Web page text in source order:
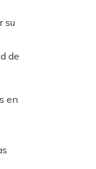
su
de
en